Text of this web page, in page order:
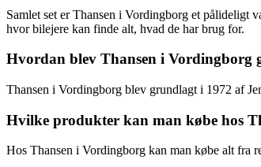
Samlet set er Thansen i Vordingborg et pålideligt
hvor bilejere kan finde alt, hvad de har brug for.
Hvordan blev Thansen i Vordingborg
Thansen i Vordingborg blev grundlagt i 1972 af
Hvilke produkter kan man købe hos
Hos Thansen i Vordingborg kan man købe alt fra